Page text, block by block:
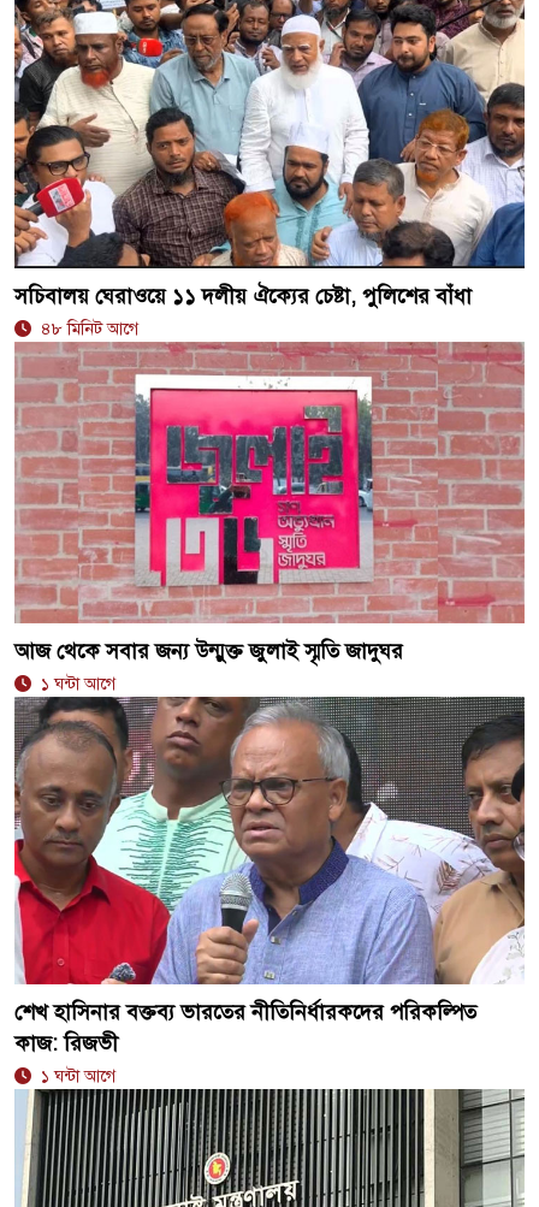
সচিবালয় ঘেরাওয়ে ১১ দলীয় ঐক্যের চেষ্টা, পুলিশের বাঁধা
৪৮ মিনিট আগে
আজ থেকে সবার জন্য উন্মুক্ত জুলাই স্মৃতি জাদুঘর
১ ঘন্টা আগে
শেখ হাসিনার বক্তব্য ভারতের নীতিনির্ধারকদের পরিকল্পিত
কাজ: রিজভী
১ ঘন্টা আগে